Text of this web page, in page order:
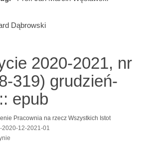
Dąbrowski
2020-2021, nr
319) grudzień-
epub
Pracownia na rzecz Wszystkich Istot
2020-12-2021-01